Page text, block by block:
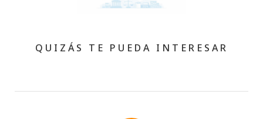
QUIZÁS TE PUEDA INTERESAR